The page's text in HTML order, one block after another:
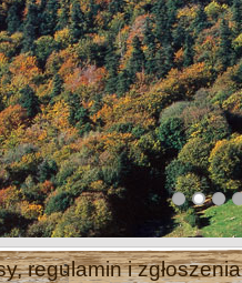
regulamin i zgłoszenia